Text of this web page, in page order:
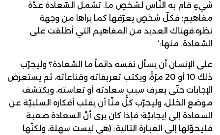
شيءٍ قام به النّاس لشخصٍ ما. تشمل السّعادة عدّة
مفاهيم؛ فكلّ شخصٍ يعرّفها كما يراها من وجهة
نظره،فهناك العديد من المفاهيم التي أطلقت على
السّعادة. منها:’
على الإنسان أن يسأل نفسه دائماً ما السّعادة؟ وليجرّب
ذلك 10 أو 20 مرّةً، ويكتب تعريفاته وقناعاته، ثم يستعرض
الإجابات حتّى يعرف سبب سعادته أو تعاسته، ويكتشف
موضع الخلل، وليجرّب كلٌّ منّا أن يقلب أفكاره السلبيّة عن
السعادة إلى إيجابيّة؛ فإذا كان يرى أنّ السعادة صعبة
فليحوّلها إلى العبارة التالية: (هي ليست سهلة، ولكنّها